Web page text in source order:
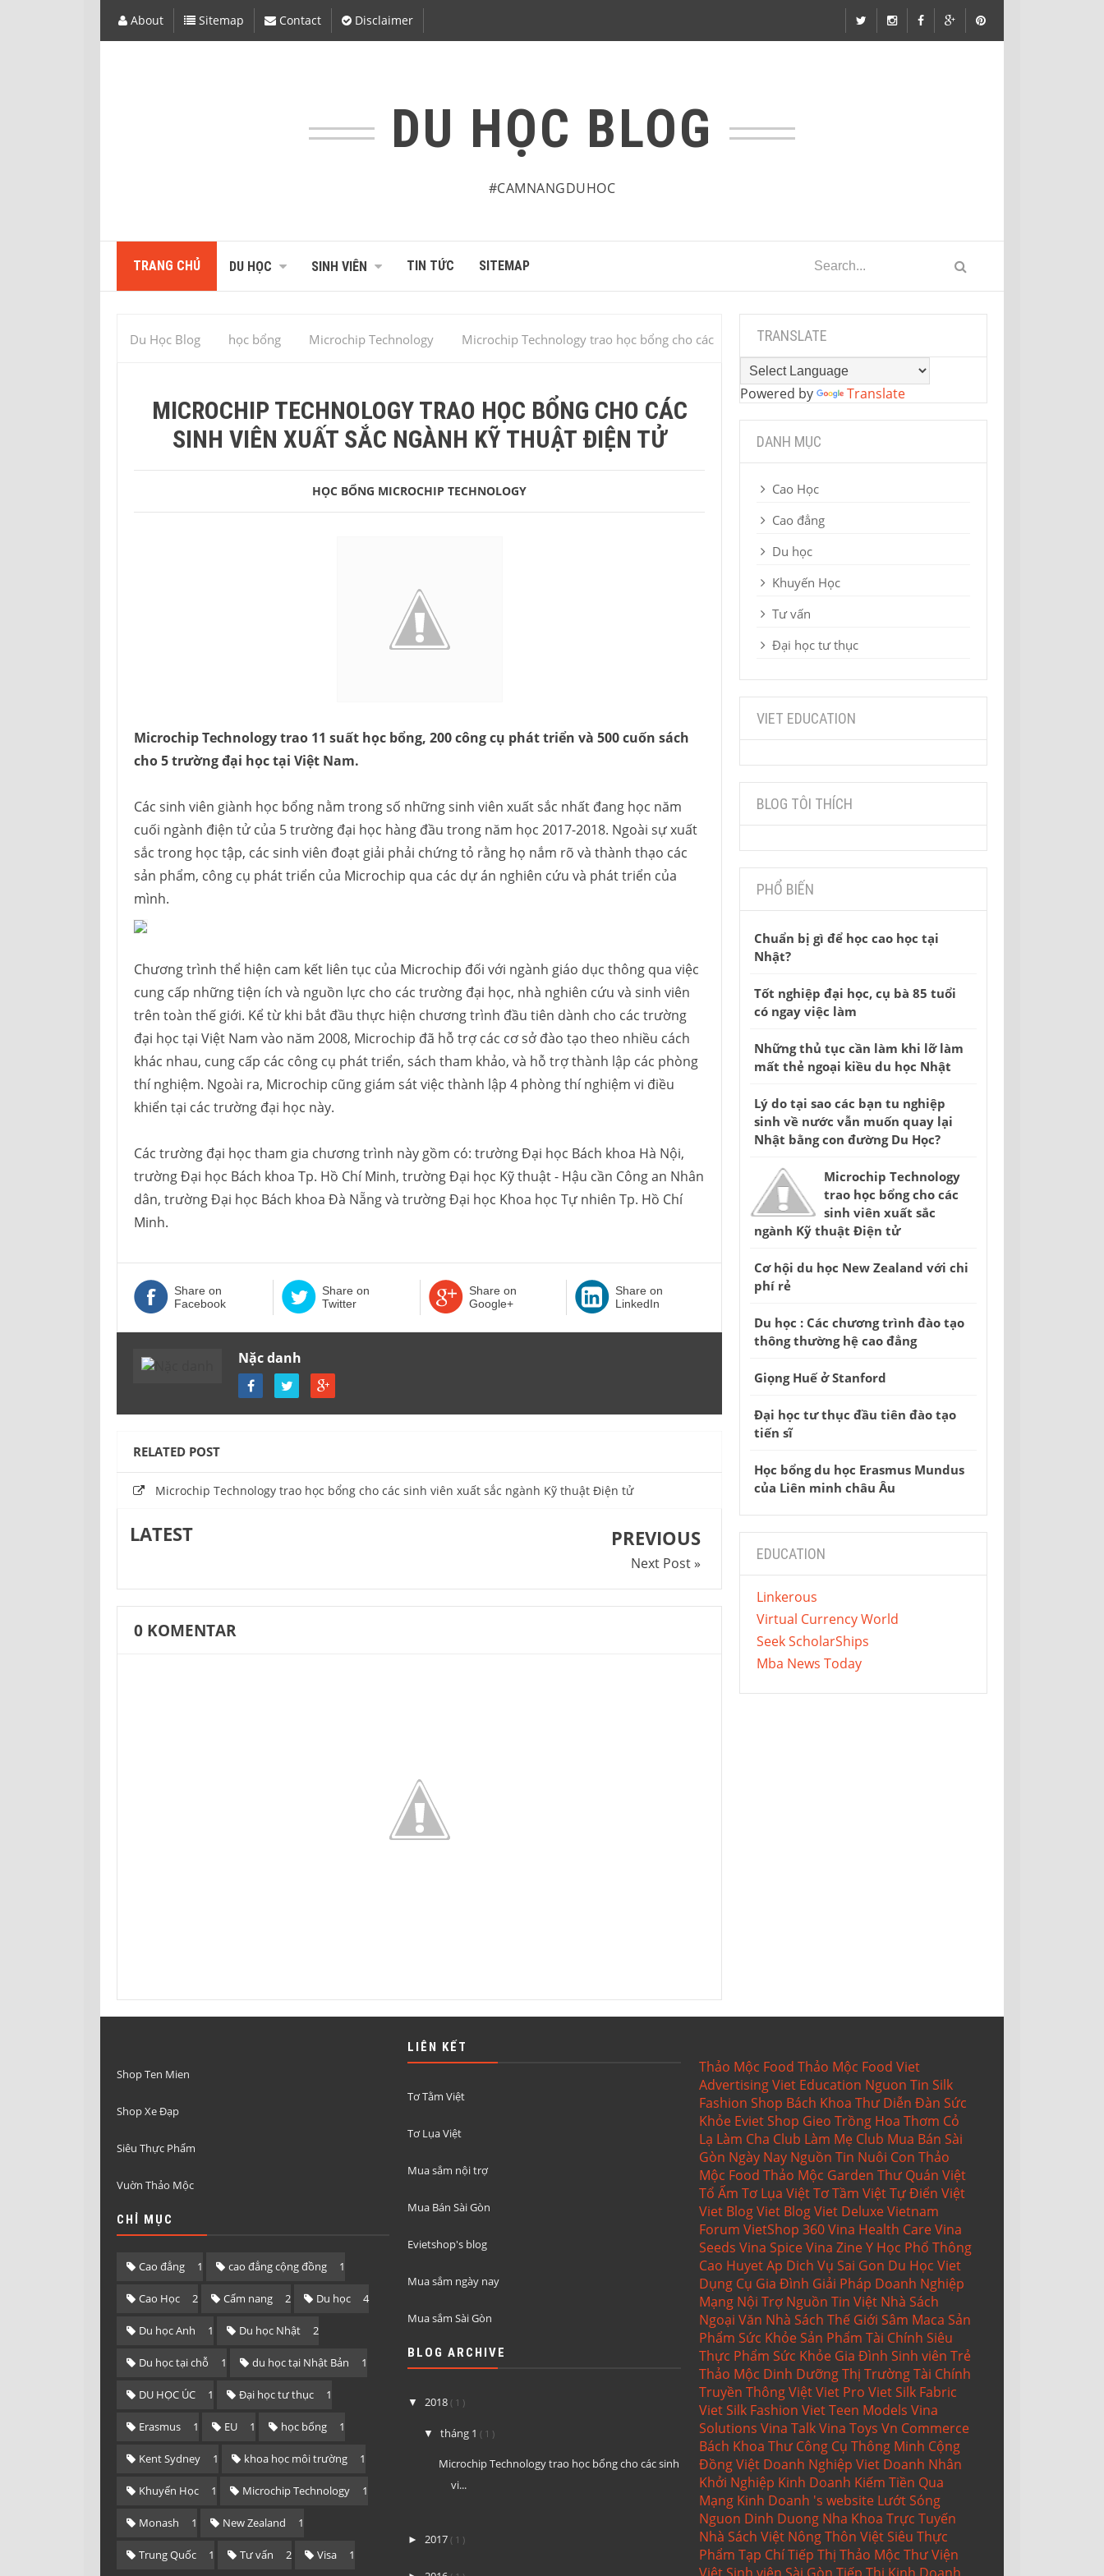
About Sitemap Contact Disclaimer
DU HỌC BLOG
#CAMNANGDUHOC
TRANG CHỦ DU HỌC SINH VIÊN TIN TỨC SITEMAP
Du Học Blog học bổng Microchip Technology
Microchip Technology trao học bổng cho các
MICROCHIP TECHNOLOGY TRAO HỌC BỔNG CHO CÁC
SINH VIÊN XUẤT SẮC NGÀNH KỸ THUẬT ĐIỆN TỬ
HỌC BỔNG MICROCHIP TECHNOLOGY
Microchip Technology trao 11 suất học bổng, 200 công cụ phát triển và 500 cuốn sách
cho 5 trường đại học tại Việt Nam.
Các sinh viên giành học bổng nằm trong số những sinh viên xuất sắc nhất đang học năm
cuối ngành điện tử của 5 trường đại học hàng đầu trong năm học 2017-2018. Ngoài sự xuất
sắc trong học tập, các sinh viên đoạt giải phải chứng tỏ rằng họ nắm rõ và thành thạo các
sản phẩm, công cụ phát triển của Microchip qua các dự án nghiên cứu và phát triển của
mình.
Chương trình thể hiện cam kết liên tục của Microchip đối với ngành giáo dục thông qua việc
cung cấp những tiện ích và nguồn lực cho các trường đại học, nhà nghiên cứu và sinh viên
trên toàn thế giới. Kể từ khi bắt đầu thực hiện chương trình đầu tiên dành cho các trường
đại học tại Việt Nam vào năm 2008, Microchip đã hỗ trợ các cơ sở đào tạo theo nhiều cách
khác nhau, cung cấp các công cụ phát triển, sách tham khảo, và hỗ trợ thành lập các phòng
thí nghiệm. Ngoài ra, Microchip cũng giám sát việc thành lập 4 phòng thí nghiệm vi điều
khiển tại các trường đại học này.
Các trường đại học tham gia chương trình này gồm có: trường Đại học Bách khoa Hà Nội,
trường Đại học Bách khoa Tp. Hồ Chí Minh, trường Đại học Kỹ thuật - Hậu cần Công an Nhân
dân, trường Đại học Bách khoa Đà Nẵng và trường Đại học Khoa học Tự nhiên Tp. Hồ Chí
Minh.
Share on
Facebook
Share on
Twitter
Share on
Google+
Share on
LinkedIn
Nặc danh
RELATED POST
Microchip Technology trao học bổng cho các sinh viên xuất sắc ngành Kỹ thuật Điện tử
LATEST PREVIOUS
Next Post »
0 KOMENTAR
TRANSLATE
Powered by Translate
DANH MỤC
Cao Học
Cao đẳng
Du học
Khuyến Học
Tư vấn
Đại học tư thục
VIET EDUCATION
BLOG TÔI THÍCH
PHỔ BIẾN
Chuẩn bị gì để học cao học tại
Nhật?
Tốt nghiệp đại học, cụ bà 85 tuổi
có ngay việc làm
Những thủ tục cần làm khi lỡ làm
mất thẻ ngoại kiều du học Nhật
Lý do tại sao các bạn tu nghiệp
sinh về nước vẫn muốn quay lại
Nhật bằng con đường Du Học?
Microchip Technology
trao học bổng cho các
sinh viên xuất sắc
ngành Kỹ thuật Điện tử
Cơ hội du học New Zealand với chi
phí rẻ
Du học : Các chương trình đào tạo
thông thường hệ cao đẳng
Giọng Huế ở Stanford
Đại học tư thục đầu tiên đào tạo
tiến sĩ
Học bổng du học Erasmus Mundus
của Liên minh châu Âu
EDUCATION
Linkerous
Virtual Currency World
Seek ScholarShips
Mba News Today
Shop Ten Mien
Shop Xe Đạp
Siêu Thực Phẩm
Vuờn Thảo Mộc
CHỈ MỤC
Cao đẳng 1 cao đẳng cộng đồng 1
Cao Học 2 Cẩm nang 2 Du học 4
Du học Anh 1 Du học Nhật 2
Du học tại chỗ 1 du học tại Nhật Bản 1
DU HỌC ÚC 1 Đại học tư thục 1
Erasmus 1 EU 1 học bổng 1
Kent Sydney 1 khoa học môi trường 1
Khuyến Học 1 Microchip Technology 1
Monash 1 New Zealand 1
Trung Quốc 1 Tư vấn 2 Visa 1
LIÊN KẾT
Tơ Tằm Việt
Tơ Lụa Việt
Mua sắm nội trợ
Mua Bán Sài Gòn
Evietshop's blog
Mua sắm ngày nay
Mua sắm Sài Gòn
BLOG ARCHIVE
▼ 2018( 1 )
▼ tháng 1 ( 1 )
Microchip Technology trao học bổng cho các sinh
vi...
► 2017( 1 )
Thảo Mộc Food Thảo Mộc Food Viet
AdvertisingViet Education Nguon Tin Silk
Fashion Shop Bách Khoa Thư Diễn Đàn Sức
Khỏe Eviet Shop Gieo Trồng Hoa Thơm Cỏ
Lạ Làm Cha Club Làm Mẹ Club Mua Bán Sài
Gòn Ngày Nay Nguồn Tin Nuôi Con Thảo
Mộc Food Thảo Mộc Garden Thư Quán Việt
Tổ Ấm Tơ Lụa ViệtTơ Tầm ViệtTự Điển Việt
Viet BlogViet BlogViet DeluxeVietnam
Forum VietShop 360Vina Health CareVina
Seeds Vina SpiceVina ZineY Học Phổ Thông
Cao Huyet Ap Dich Vụ Sai Gon Du Học Viet
Dụng Cụ Gia Đình Giải Pháp Doanh Nghiệp
Mạng Nội Trợ Nguồn Tin Việt Nhà Sách
Ngoại Văn Nhà Sách Thế Giới Sâm Maca Sản
Phẩm Sức KhỏeSản Phẩm Tài Chính Siêu
Thực Phẩm Sức Khỏe Gia Đình Sinh viên Trẻ
Thảo Mộc Dinh DưỡngThị Trường Tài Chính
Truyền Thông ViệtViet Pro Viet Silk Fabric
Viet Silk Fashion Viet Teen Models Vina
Solutions Vina TalkVina Toys Vn Commerce
Bách Khoa Thư Công Cụ Thông Minh Cộng
Đồng Việt Doanh Nghiệp Viet Doanh Nhân
Khởi Nghiệp Kinh Doanh Kiếm Tiền Qua
Mạng Kinh Doanh 's website Lướt Sóng
Nguon Dinh Duong Nha Khoa Trực Tuyến
Nhà Sách Việt Nông Thôn ViệtSiêu Thực
Phẩm Tạp Chí Tiếp Thị Thảo Mộc Thư Viện